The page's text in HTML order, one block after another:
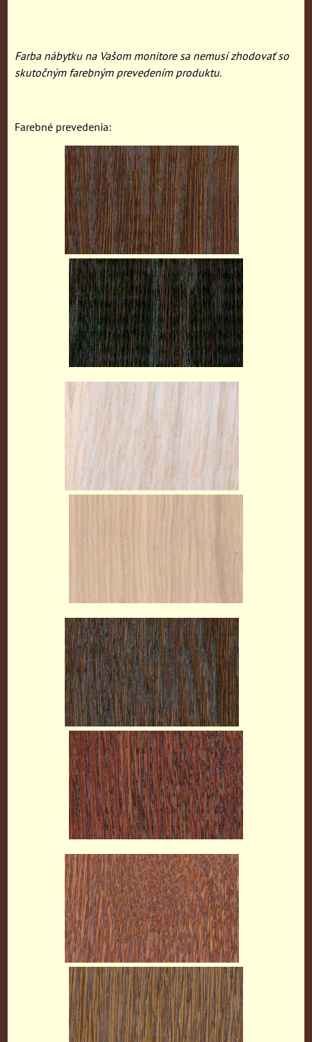
Farba nábytku na Vašom monitore sa nemusí zhodovať so
skutočným farebným prevedením produktu.
Farebné prevedenia: